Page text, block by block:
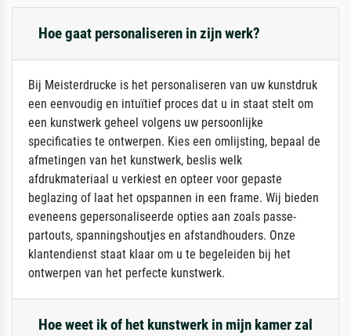
Hoe gaat personaliseren in zijn werk?
Bij Meisterdrucke is het personaliseren van uw kunstdruk
een eenvoudig en intuïtief proces dat u in staat stelt om
een kunstwerk geheel volgens uw persoonlijke
specificaties te ontwerpen. Kies een omlijsting, bepaal de
afmetingen van het kunstwerk, beslis welk
afdrukmateriaal u verkiest en opteer voor gepaste
beglazing of laat het opspannen in een frame. Wij bieden
eveneens gepersonaliseerde opties aan zoals passe-
partouts, spanningshoutjes en afstandhouders. Onze
klantendienst staat klaar om u te begeleiden bij het
ontwerpen van het perfecte kunstwerk.
Hoe weet ik of het kunstwerk in mijn kamer zal